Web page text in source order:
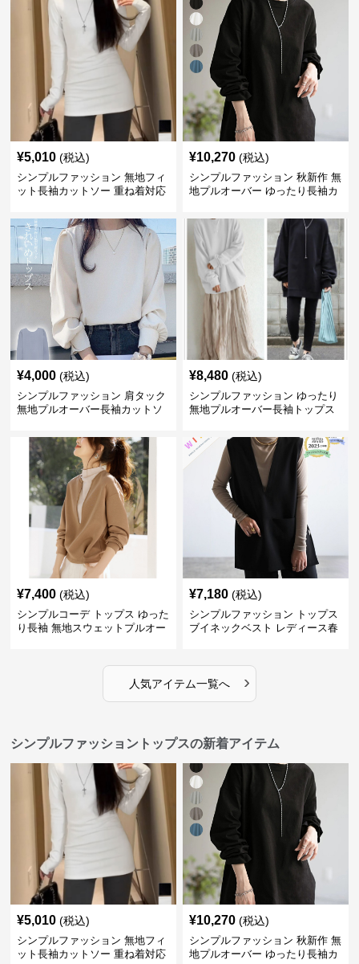
¥5,010 (税込)
シンプルファッション 無地フィ
ット長袖カットソー 重ね着対応
¥10,270 (税込)
シンプルファッション 秋新作 無
地プルオーバー ゆったり長袖カ
¥4,000 (税込)
シンプルファッション 肩タック
無地プルオーバー長袖カットソ
¥8,480 (税込)
シンプルファッション ゆったり
無地プルオーバー長袖トップス
¥7,400 (税込)
シンプルコーデ トップス ゆった
り長袖 無地スウェットプルオー
¥7,180 (税込)
シンプルファッション トップス
ブイネックベスト レディース春
人気アイテム一覧へ ›
シンプルファッショントップスの新着アイテム
¥5,010 (税込)
シンプルファッション 無地フィ
ット長袖カットソー 重ね着対応
¥10,270 (税込)
シンプルファッション 秋新作 無
地プルオーバー ゆったり長袖カ